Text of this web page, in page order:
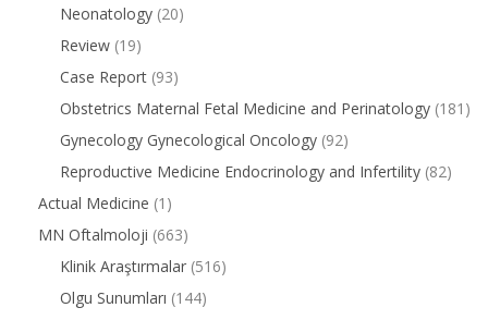
Neonatology (20)
Review (19)
Case Report (93)
Obstetrics Maternal Fetal Medicine and Perinatology (181)
Gynecology Gynecological Oncology (92)
Reproductive Medicine Endocrinology and Infertility (82)
Actual Medicine (1)
MN Oftalmoloji (663)
Klinik Araştırmalar (516)
Olgu Sunumları (144)